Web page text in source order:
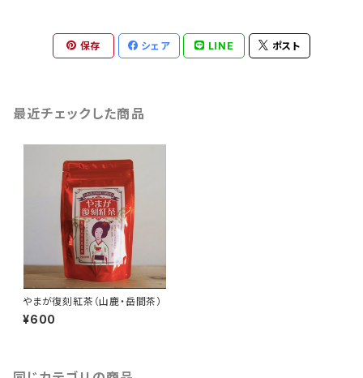
保存 シェア LINE ポスト
最近チェックした商品
やまが復刻紅茶（山鹿・岳間茶）
¥600